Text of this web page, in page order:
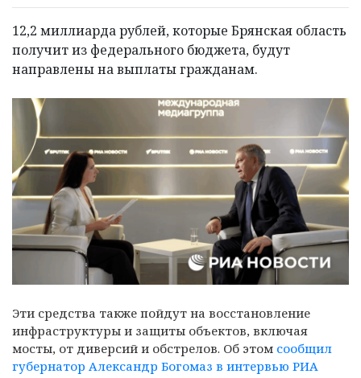
12,2 миллиарда рублей, которые Брянская область
получит из федерального бюджета, будут
направлены на выплаты гражданам.
Эти средства также пойдут на восстановление
инфраструктуры и защиты объектов, включая
мосты, от диверсий и обстрелов. Об этом сообщил
губернатор Александр Богомаз в интервью РИА